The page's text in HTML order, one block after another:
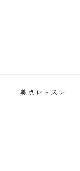
美点レッスン